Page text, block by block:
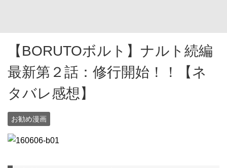
【BORUTOボルト】ナルト続編
最新第２話：修行開始！！【ネ
タバレ感想】
お勧め漫画